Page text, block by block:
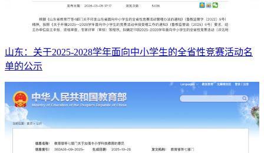
山东：关于2025-2028学年面向中小学生的全省性竞赛活动名
单的公示